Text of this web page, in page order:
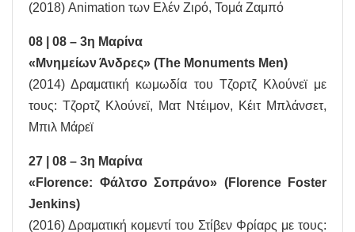
(2018) Animation των Ελέν Ζιρό, Τομά Ζαμπό
08 | 08 – 3η Μαρίνα
«Μνημείων Άνδρες» (The Monuments Men)
(2014) Δραματική κωμωδία του Τζορτζ Κλούνεϊ με
τους: Τζορτζ Κλούνεϊ, Ματ Ντέιμον, Κέιτ Μπλάνσετ,
Μπιλ Μάρεϊ
27 | 08 – 3η Μαρίνα
«Florence: Φάλτσο Σοπράνο» (Florence Foster
Jenkins)
(2016) Δραματική κομεντί του Στίβεν Φρίαρς με τους: